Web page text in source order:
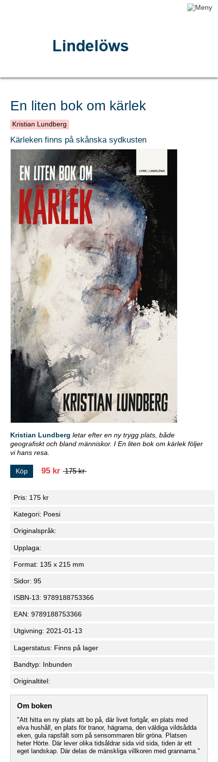
En liten bok om kärlek
Kristian Lundberg
Kärleken finns på skånska sydkusten
Kristian Lundberg letar efter en ny trygg plats, både
geografiskt och bland människor. I En liten bok om kärlek följer
vi hans resa.
Köp 95 kr 175 kr
Pris: 175 kr
Kategori: Poesi
Originalspråk:
Upplaga:
Format: 135 x 215 mm
Sidor: 95
ISBN-13: 9789188753366
EAN: 9789188753366
Utgivning: 2021-01-13
Lagerstatus: Finns på lager
Bandtyp: Inbunden
Originaltitel:
Om boken
"Att hitta en ny plats att bo på, där livet fortgår, en plats med
elva hushåll, en plats för tranor, hägrarna, den väldiga vildsådda
eken, gula rapsfält som på sensommaren blir gröna. Platsen
heter Hörte. Där lever olika tidsåldrar sida vid sida, tiden är ett
eget landskap. Där delas de mänskliga villkoren med grannarna."